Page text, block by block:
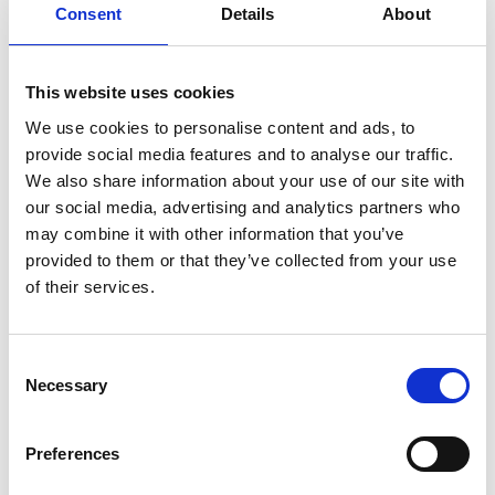
Consent Details About
This website uses cookies
We use cookies to personalise content and ads, to
provide social media features and to analyse our traffic.
We also share information about your use of our site with
our social media, advertising and analytics partners who
may combine it with other information that you’ve
provided to them or that they’ve collected from your use
of their services.
Selection
Necessary
Preferences
Next
Anna Laurin, projektmakare från Xperience Next,
berättar i detta webinar om vad som pågår på
Lindholmen Science Park i Göteborg. Anna berättar
om Xperience Next och två av pilotprojekten där man
bland annat modellerar framtiden med hjälp av
gamification och där man skapar upplevelser med
hjälp av digitala dimensioner för ny publik före, under